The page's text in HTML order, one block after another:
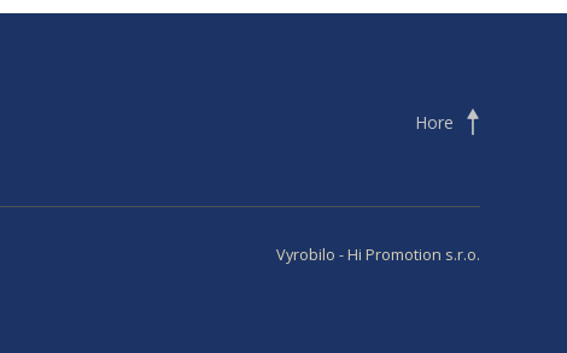
Hore
Vyrobilo -Hi Promotion s.r.o.